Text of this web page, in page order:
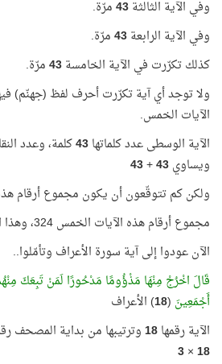
وفي الآية الثالثة43مرّة.
وفي الآية الرابعة43مرّة.
كذلك تكرّرت في الآية الخامسة43مرّة.
ولا توجد أي آية تكرّرت أحرف لفظ (جهنّم)
الآيات الخمس.
الآية الوسطى عدد كلماتها43
ويساوي43
+
43
ولكن كم تتوقّعون أن يكون مجموع أرقام
مجموع أرقام هذه الآيات الخمس 324، وهذا العدد =
الآن عودوا إلى آية سورة الأعراف وتأمّلوا..
قَالَ اخْرُجْ مِنْهَا مَذْؤُومًا مَدْحُورًا لَمَنْ تَبِعَكَ
أَجْمَعِينَ (
18) الأعراف
الآية رقمها18وترتيبها من بداية المصحف رقم 972، وهذا
18
×
3